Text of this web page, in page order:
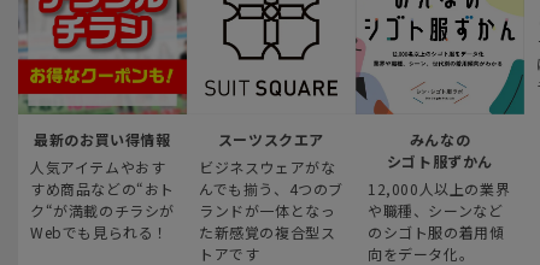
最新のお買い得情報
人気アイテムやおす
すめ商品などの“おト
ク“が満載のチラシが
Webでも見られる！
スーツスクエア
ビジネスウェアがな
んでも揃う、4つのブ
ランドが一体となっ
た新感覚の複合型ス
トアです
みんなの
シゴト服ずかん
12,000人以上の業界
や職種、シーンなど
のシゴト服の着用傾
向をデータ化。